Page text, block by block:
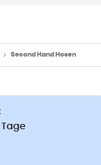
Second Hand Hosen
Tage